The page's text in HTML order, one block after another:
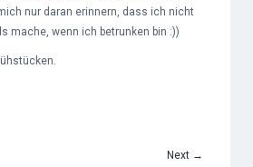
nur daran erinnern, dass ich nicht
mache, wenn ich betrunken bin :))
Next →